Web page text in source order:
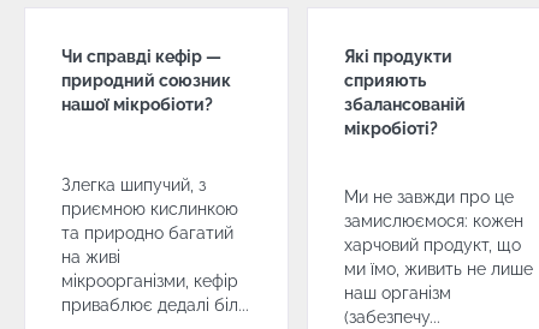
Чи справді кефір —
природний союзник
нашої мікробіоти?
Злегка шипучий, з
приємною кислинкою
та природно багатий
на живі
мікроорганізми, кефір
приваблює дедалі біл...
Які продукти
сприяють
збалансованій
мікробіоті?
Ми не завжди про це
замислюємося: кожен
харчовий продукт, що
ми їмо, живить не лише
наш організм
(забезпечу...